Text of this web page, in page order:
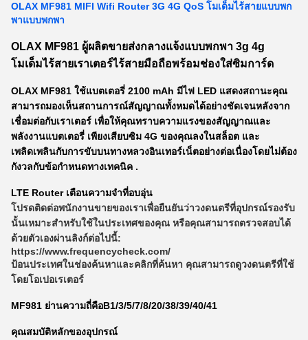
OLAX MF981 MIFI Wifi Router 3G 4G QoS โมเด็มไร้สายแบบพก
พาแบบพกพา
OLAX MF981 ผู้ผลิตขายส่งกลางแจ้งแบบพกพา 3g 4g
โมเด็มไร้สายเราเตอร์ไร้สายมือถือพร้อมช่องใส่ซิมการ์ด
OLAX MF981 ใช้แบตเตอรี่ 2100 mAh มีไฟ LED แสดงสถานะคุณ
สามารถมองเห็นสถานการณ์สัญญาณทั้งหมดได้อย่างชัดเจนหลังจาก
เชื่อมต่อกับเราเตอร์ เพื่อให้คุณทราบความแรงของสัญญาณและ
พลังงานแบตเตอรี่ เพียงเสียบซิม 4G ของคุณลงในสล็อต และ
เพลิดเพลินกับการขับบนทางหลวงอินเทอร์เน็ตอย่างต่อเนื่องโดยไม่ต้อง
กังวลกับข้อกำหนดทางเทคนิค .
LTE Router เตือนความจำที่อบอุ่น
โปรดติดต่อพนักงานขายของเราเพื่อยืนยันว่าวงดนตรีที่อุปกรณ์รองรับ
นั้นเหมาะสำหรับใช้ในประเทศของคุณ หรือคุณสามารถตรวจสอบได้
ด้วยตัวเองผ่านลิงก์ต่อไปนี้:
https://www.frequencycheck.com/
ป้อนประเทศในช่องค้นหาและคลิกที่ค้นหา คุณสามารถดูวงดนตรีที่ใช้
โดยโอเปอเรเตอร์
MF981 ย่านความถี่คือB1/3/5/7/8/20/38/39/40/41
คุณสมบัติหลักของอุปกรณ์